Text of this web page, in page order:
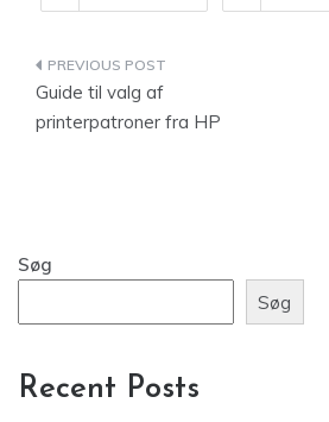
Indlægsnavigation
Guide til valg af
printerpatroner fra HP
Søg
Søg
Recent Posts